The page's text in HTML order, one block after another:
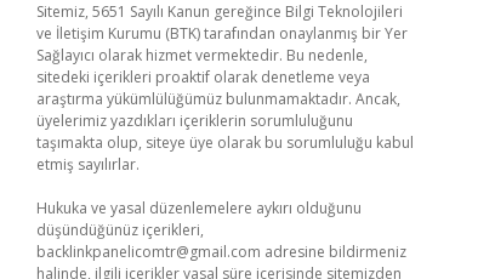
Sitemiz, 5651 Sayılı Kanun gereğince Bilgi Teknolojileri
ve İletişim Kurumu (BTK) tarafından onaylanmış bir Yer
Sağlayıcı olarak hizmet vermektedir. Bu nedenle,
sitedeki içerikleri proaktif olarak denetleme veya
araştırma yükümlülüğümüz bulunmamaktadır. Ancak,
üyelerimiz yazdıkları içeriklerin sorumluluğunu
taşımakta olup, siteye üye olarak bu sorumluluğu kabul
etmiş sayılırlar.
Hukuka ve yasal düzenlemelere aykırı olduğunu
düşündüğünüz içerikleri,
backlinkpanelicomtr@gmail.com adresine bildirmeniz
halinde, ilgili içerikler yasal süre içerisinde sitemizden